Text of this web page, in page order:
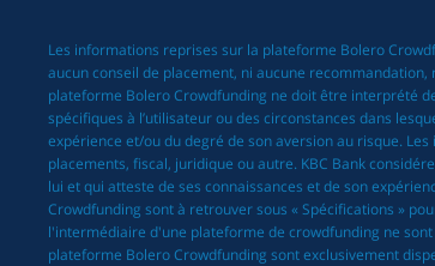
Les informations reprises sur la plateforme Bolero
aucun conseil de placement, ni aucune
plateforme Bolero Crowdfunding ne doit être interprété
spécifiques à l’utilisateur ou des circonstances dans
expérience et/ou du degré de son aversion au risque.
placements, fiscal, juridique ou autre. KBC Bank
lui et qui atteste de ses connaissances et de son
Crowdfunding sont à retrouver sous « Spécifications »
l'intermédiaire d'une plateforme de crowdfunding ne
plateforme Bolero Crowdfunding sont exclusivement